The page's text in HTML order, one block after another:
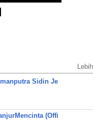
Lebih
Sidin Je
(Offi